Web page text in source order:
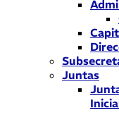
Juntas